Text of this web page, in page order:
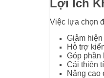
Lợi Ích
Việc lựa chọn
Giảm
Hỗ trợ
Góp phần
Cải thiện
Nâng cao